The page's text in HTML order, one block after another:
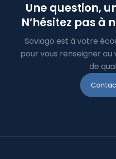
Une question,
N’hésitez pas à
Soviago est à votre
pour vous renseigner ou
de